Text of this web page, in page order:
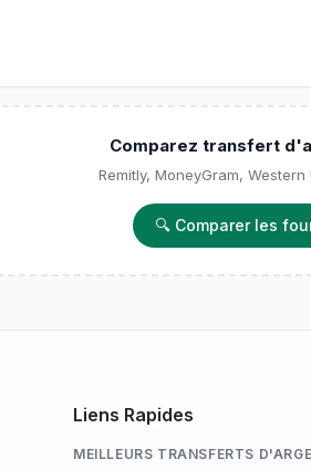
Comparez transfert
Remitly, MoneyGram,
🔍 Comparer les
Liens Rapides
MEILLEURS TRANSFERTS